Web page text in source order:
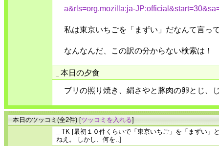
a&rls=org.mozilla:ja-
私は東京いちごを「まずい」だなんて言っ
なんなんだ、この訳の分からない検索は！
本日の夕食
ブリの照り焼き、絹さやと豚肉の卵とじ、
本日のツッコミ(全2件) [ツッコミを入れる]
TK [最初１０件くらいで「東京いちご」を「まずい」
ねえ。 しかし、何を..]